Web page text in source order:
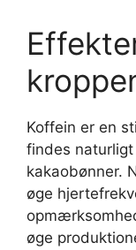
Koffein er en
findes
kakaobønner.
øge
øge